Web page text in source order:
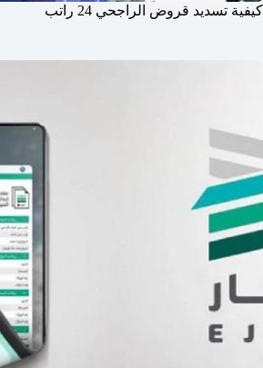
كيفية تسديد قروض الراجحي 24 راتب